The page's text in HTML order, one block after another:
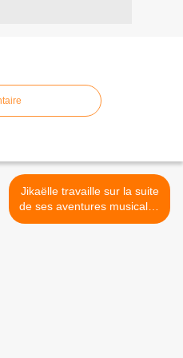
Jikaëlle travaille sur la suite
de ses aventures musicales
! >